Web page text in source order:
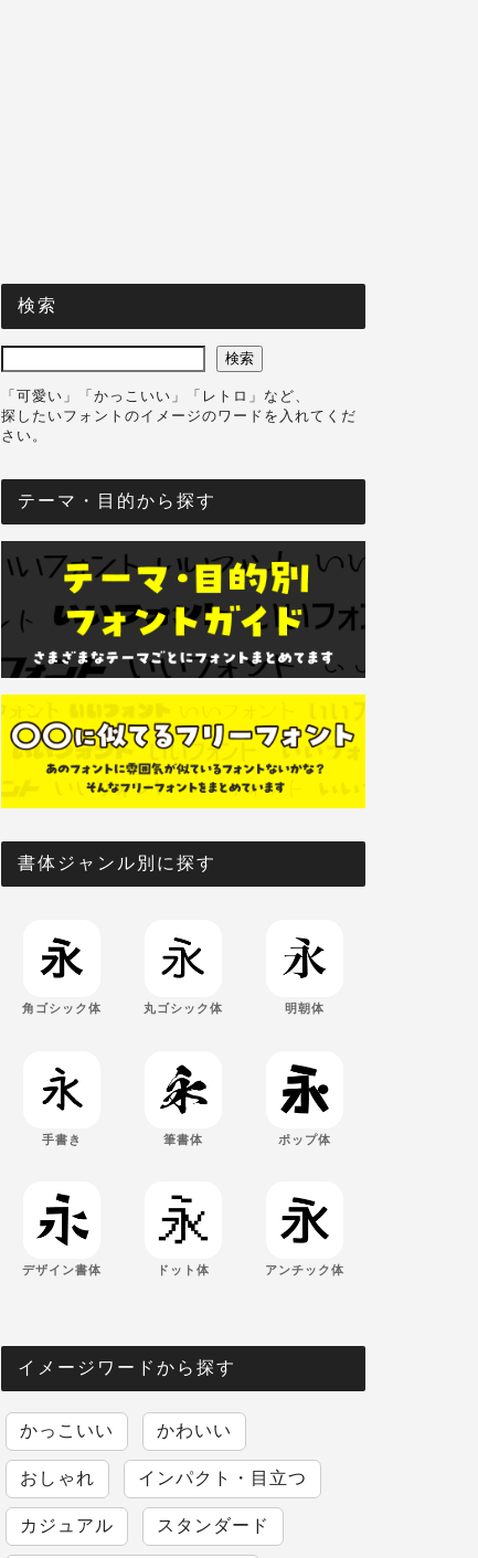
検索
検索
「可愛い」「かっこいい」「レトロ」など、
探したいフォントのイメージのワードを入れてくだ
さい。
テーマ・目的から探す
書体ジャンル別に探す
角ゴシック体 丸ゴシック体 明朝体
手書き 筆書体 ポップ体
デザイン書体 ドット体 アンチック体
イメージワードから探す
かっこいい かわいい
おしゃれ インパクト・目立つ
カジュアル スタンダード